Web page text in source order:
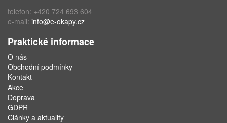
telefon: +420 724 693 604
e-mail: info@e-okapy.cz
Praktické informace
O nás
Obchodní podmínky
Kontakt
Akce
Doprava
GDPR
Články a aktuality